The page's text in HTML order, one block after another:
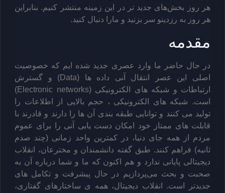
هر روز بخش‌های جدید تر در این زمینه منتشر کنیم. بنابراین
هر روز به رزدینو سر بزنید و مارا دنبال کنید.
مقدمه
در حال حاضر ما وارد عصری جدید شده ایم که خصوصیت
اصلی این عصر انتقال آنی داده ها (Data) و گسترش
ارتباطات و شبکه های الکترونیکی (Electronic networks)
است. شبکه های الکترونیکی ، حجم بالایی از اطلاعات را
تولید می کنند و توانایی طبقه بندی آن ها را دارند و قادرند با
قابلت های ممتاز خود امکان دست یابی آنی را برای عموم
مردم از همه جای دنیا، در کمترین واحد زمانی (چند صدم
ثانیه) فراهم کنند. طبق گفته دانشمندان و مخترعان، انقلاب
دیجیتالی پایانی ندارد و هم اکنون که ما و شما درباره آن به
صحبت و بحث می‌پردازیم در حال پیشرفت و تکامل های
جدیدتر است. انقلاب دیجیتال، همه ی ساختارهای گفتاری،